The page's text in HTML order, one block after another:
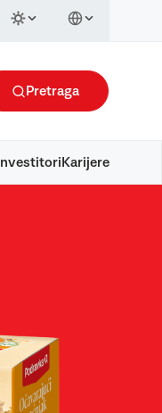
Pretraga
Investitori Karijere